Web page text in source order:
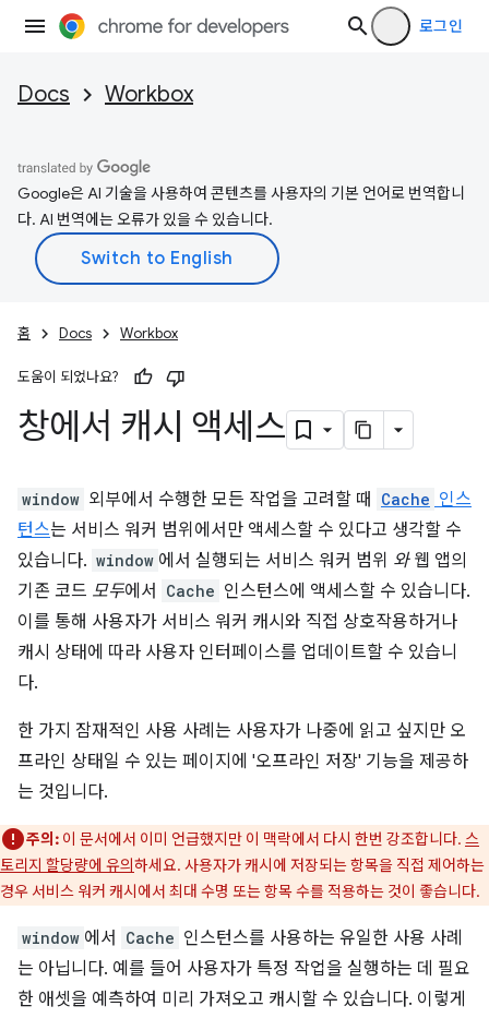
로그인
Docs Workbox
Google은 AI 기술을 사용하여 콘텐츠를 사용자의 기본 언어로 번역합니
다. AI 번역에는 오류가 있을 수 있습니다.
홈 Docs Workbox
도움이 되었나요?
창에서 캐시 액세스
window 외부에서 수행한 모든 작업을 고려할 때 Cache 인스
턴스는 서비스 워커 범위에서만 액세스할 수 있다고 생각할 수
있습니다. window 에서 실행되는 서비스 워커 범위 와웹 앱의
기존 코드 모두에서 Cache 인스턴스에 액세스할 수 있습니다.
이를 통해 사용자가 서비스 워커 캐시와 직접 상호작용하거나
캐시 상태에 따라 사용자 인터페이스를 업데이트할 수 있습니
다.
한 가지 잠재적인 사용 사례는 사용자가 나중에 읽고 싶지만 오
프라인 상태일 수 있는 페이지에 '오프라인 저장' 기능을 제공하
는 것입니다.
주의: 이 문서에서 이미 언급했지만 이 맥락에서 다시 한번 강조합니다. 스
토리지 할당량에 유의하세요. 사용자가 캐시에 저장되는 항목을 직접 제어하는
경우 서비스 워커 캐시에서 최대 수명 또는 항목 수를 적용하는 것이 좋습니다.
window 에서 Cache 인스턴스를 사용하는 유일한 사용 사례
는 아닙니다. 예를 들어 사용자가 특정 작업을 실행하는 데 필요
한 애셋을 예측하여 미리 가져오고 캐시할 수 있습니다. 이렇게